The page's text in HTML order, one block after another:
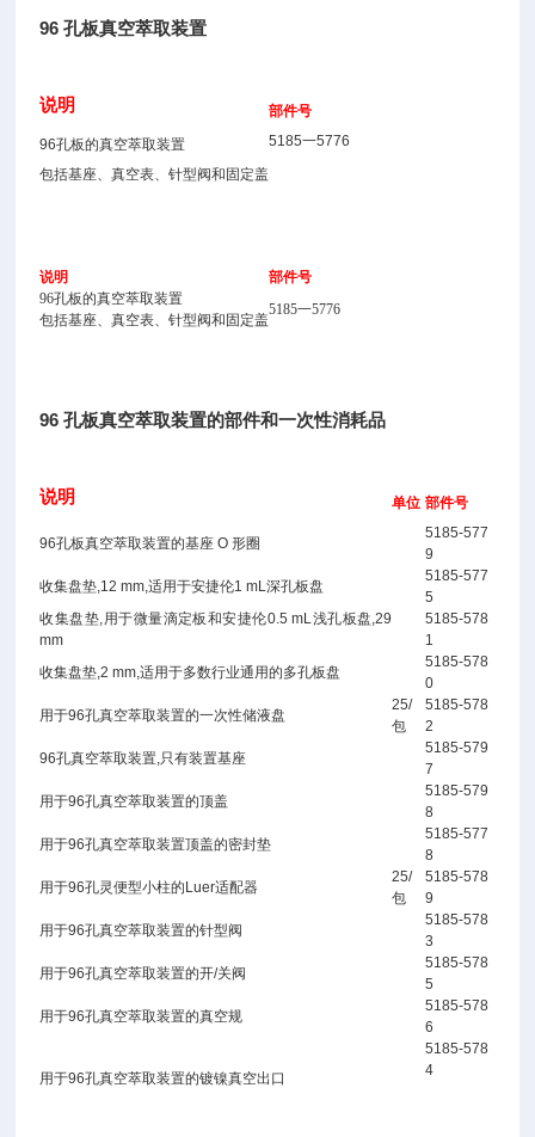
96 孔板真空萃取装置
说明
部件号
96孔板的真空萃取装置
5185一5776
包括基座、真空表、针型阀和固定盖
说明
部件号
96孔板的真空萃取装置
包括基座、真空表、针型阀和固定盖
5185一5776
96 孔板真空萃取装置的部件和一次性消耗品
说明 单位 部件号
96孔板真空萃取装置的基座 O 形圈
5185-577
9
收集盘垫,12 mm,适用于安捷伦1 mL深孔板盘
5185-577
5
收集盘垫,用于微量滴定板和安捷伦0.5 mL浅孔板盘,29
mm
5185-578
1
收集盘垫,2 mm,适用于多数行业通用的多孔板盘
5185-578
0
用于96孔真空萃取装置的一次性储液盘
25/
包
5185-578
2
96孔真空萃取装置,只有装置基座
5185-579
7
用于96孔真空萃取装置的顶盖
5185-579
8
用于96孔真空萃取装置顶盖的密封垫
5185-577
8
用于96孔灵便型小柱的Luer适配器
25/
包
5185-578
9
用于96孔真空萃取装置的针型阀
5185-578
3
用于96孔真空萃取装置的开/关阀
5185-578
5
用于96孔真空萃取装置的真空规
5185-578
6
用于96孔真空萃取装置的镀镍真空出口
5185-578
4